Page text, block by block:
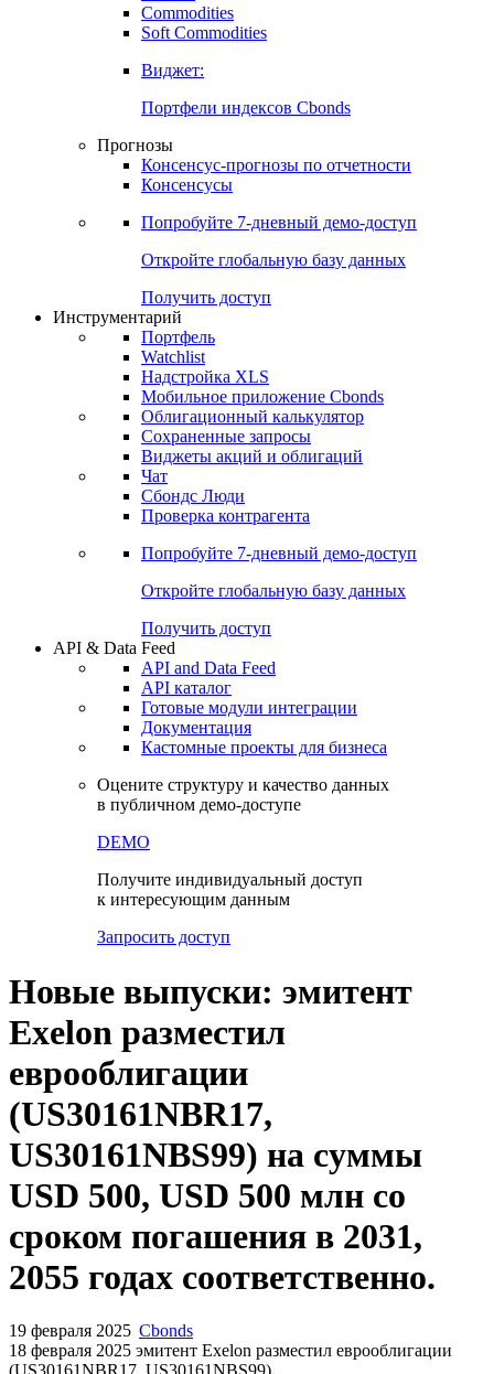
Commodities
Золото
Бензин
Soft Commodities
Виджет:
Портфели индексов Cbonds
Прогнозы
Консенсусы
Попробуйте7-дневный
Откройте глобальную базу данных
Получить доступ
Инструментарий
Портфель
Watchlist
Надстройка XLS
Мобильное приложение Cbonds
Облигационный калькулятор
Сохраненные запросы
Чат
Проверка контрагента
Попробуйте7-дневный
Откройте глобальную базу данных
Получить доступ
API & Data Feed
API and Data Feed
Готовые модули интеграции
Документация
в публичном демо-доступе
Запросить доступ
Новые выпуски: эмитент
Exelon разместил
еврооблигации
(US30161NBR17,
US30161NBS99) на суммы
USD 500, USD 500 млн со
2055 годах соответственно.